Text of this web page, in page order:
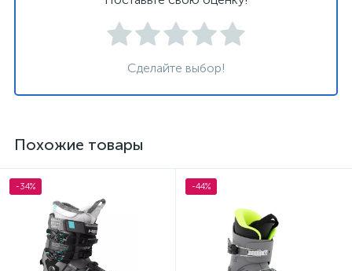
Сделайте выбор!
Похожие товары
-34% -44%